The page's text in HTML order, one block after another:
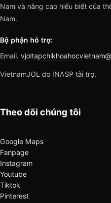
Nam và nâng cao hiểu biết của
Nam.
Bộ phận hỗ trợ:
Email.
VietnamJOL do INASP tài trợ.
Theo dõi chúng tôi
Google Maps
Fanpage
Instagram
Youtube
Tiktok
Pinterest